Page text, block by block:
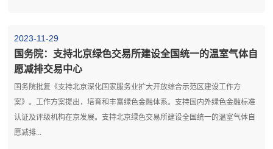
2023-11-29
国务院：支持北京绿色交易所建设全国统一的温室气体自
愿减排交易中心
国务院批复《支持北京深化国家服务业扩大开放综合示范区建设工作方
案》。工作方案提出，培育和丰富绿色金融体系。支持国内外绿色金融标准
认证及评级机构在京发展。支持北京绿色交易所建设全国统一的温室气体自
愿减排...